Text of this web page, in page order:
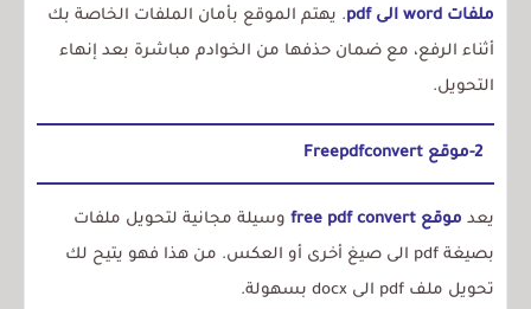
ملفات word الى pdf
. يهتم الموقع بأمان الملفات الخاصة بك
أثناء الرفع، مع ضمان حذفها من الخوادم مباشرة بعد إنهاء
التحويل.
2-موقع Freepdfconvert
يعد موقع free pdf convert
وسيلة مجانية لتحويل ملفات
بصيغة pdf الى صيغ أخرى أو العكس. من هذا فهو يتيح لك
تحويل ملف pdf الى docx بسهولة.